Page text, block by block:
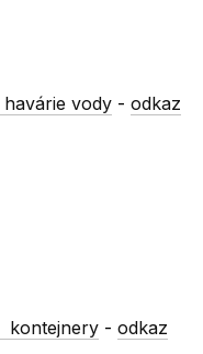
havárie vody -odkaz
kontejnery -odkaz